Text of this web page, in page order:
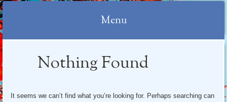
Menu
Nothing Found
It seems we can’t find what you’re looking for. Perhaps searching can